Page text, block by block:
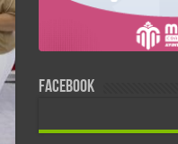
FACEBOOK